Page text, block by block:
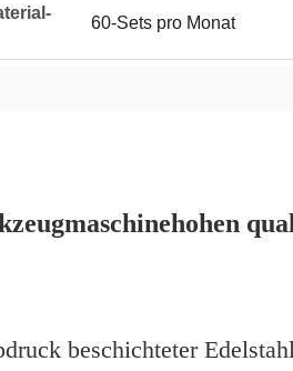
60-Sets pro Monat
beschichteter